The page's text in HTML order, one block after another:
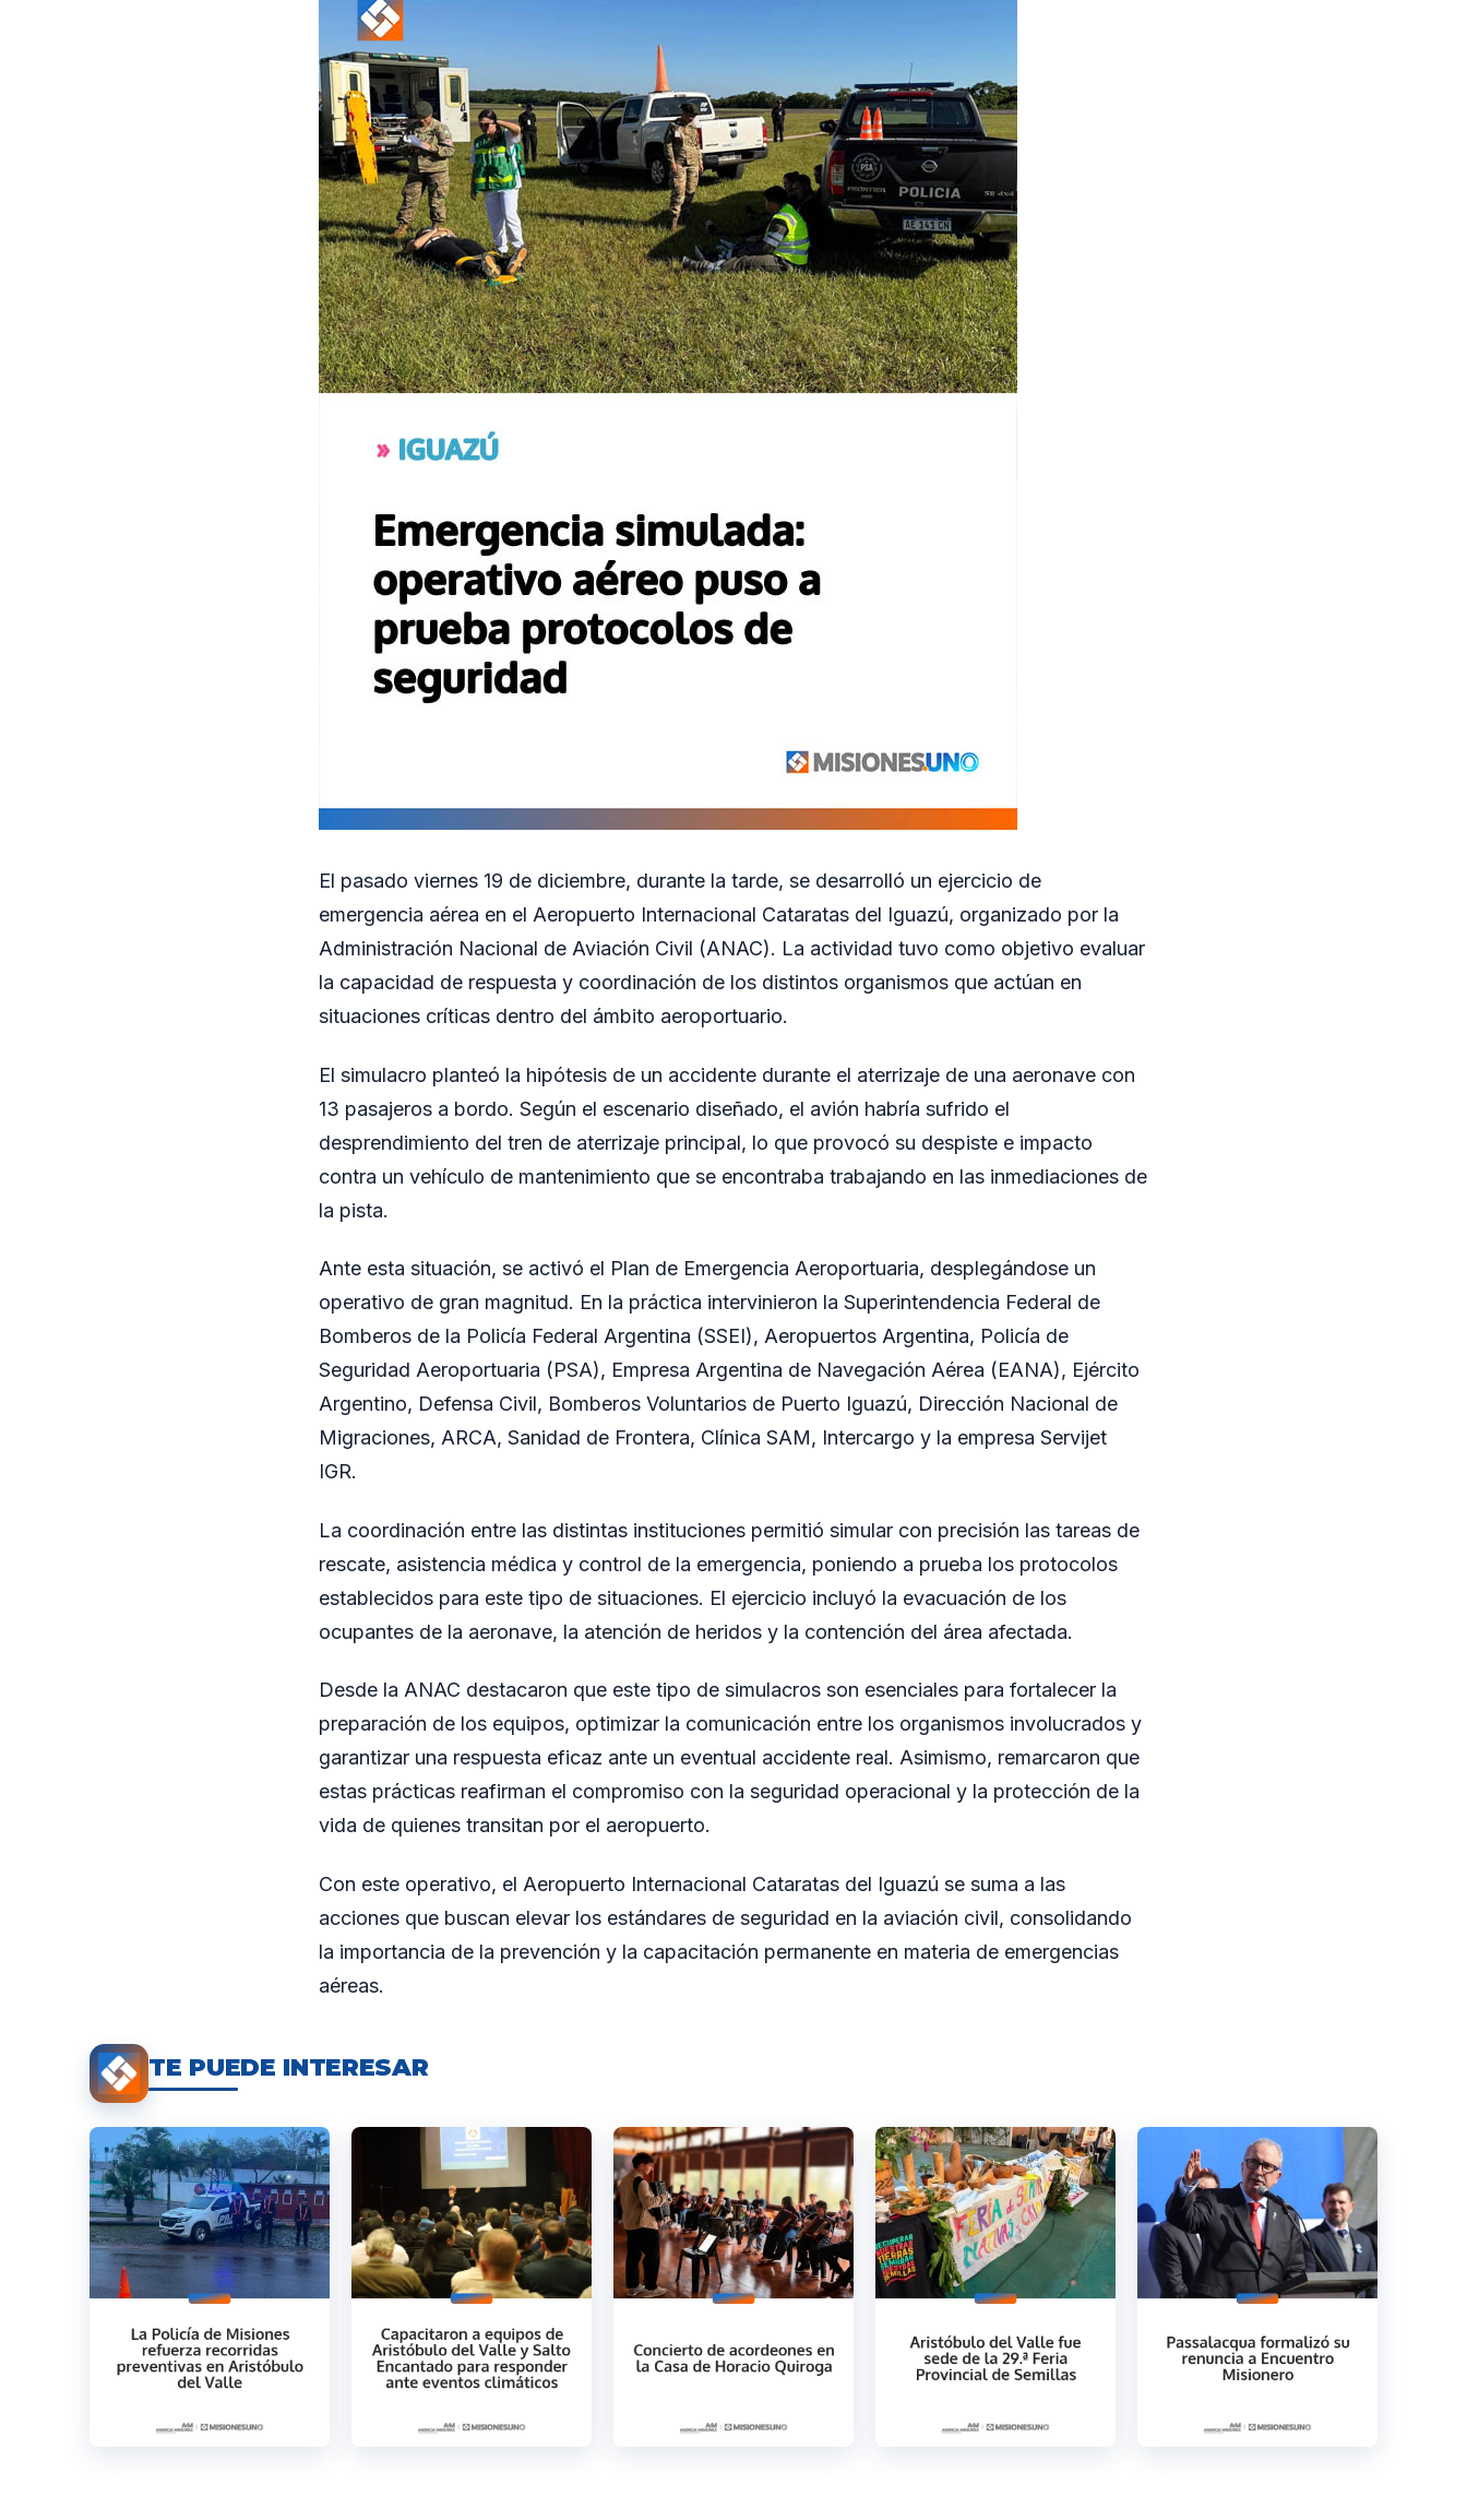
El pasado viernes 19 de diciembre, durante la tarde, se desarrolló un ejercicio de
emergencia aérea en el Aeropuerto Internacional Cataratas del Iguazú, organizado por la
Administración Nacional de Aviación Civil (ANAC). La actividad tuvo como objetivo evaluar
la capacidad de respuesta y coordinación de los distintos organismos que actúan en
situaciones críticas dentro del ámbito aeroportuario.
El simulacro planteó la hipótesis de un accidente durante el aterrizaje de una aeronave con
13 pasajeros a bordo. Según el escenario diseñado, el avión habría sufrido el
desprendimiento del tren de aterrizaje principal, lo que provocó su despiste e impacto
contra un vehículo de mantenimiento que se encontraba trabajando en las inmediaciones de
la pista.
Ante esta situación, se activó el Plan de Emergencia Aeroportuaria, desplegándose un
operativo de gran magnitud. En la práctica intervinieron la Superintendencia Federal de
Bomberos de la Policía Federal Argentina (SSEI), Aeropuertos Argentina, Policía de
Seguridad Aeroportuaria (PSA), Empresa Argentina de Navegación Aérea (EANA), Ejército
Argentino, Defensa Civil, Bomberos Voluntarios de Puerto Iguazú, Dirección Nacional de
Migraciones, ARCA, Sanidad de Frontera, Clínica SAM, Intercargo y la empresa Servijet
IGR.
La coordinación entre las distintas instituciones permitió simular con precisión las tareas de
rescate, asistencia médica y control de la emergencia, poniendo a prueba los protocolos
establecidos para este tipo de situaciones. El ejercicio incluyó la evacuación de los
ocupantes de la aeronave, la atención de heridos y la contención del área afectada.
Desde la ANAC destacaron que este tipo de simulacros son esenciales para fortalecer la
preparación de los equipos, optimizar la comunicación entre los organismos involucrados y
garantizar una respuesta eficaz ante un eventual accidente real. Asimismo, remarcaron que
estas prácticas reafirman el compromiso con la seguridad operacional y la protección de la
vida de quienes transitan por el aeropuerto.
Con este operativo, el Aeropuerto Internacional Cataratas del Iguazú se suma a las
acciones que buscan elevar los estándares de seguridad en la aviación civil, consolidando
la importancia de la prevención y la capacitación permanente en materia de emergencias
aéreas.
TE PUEDE INTERESAR